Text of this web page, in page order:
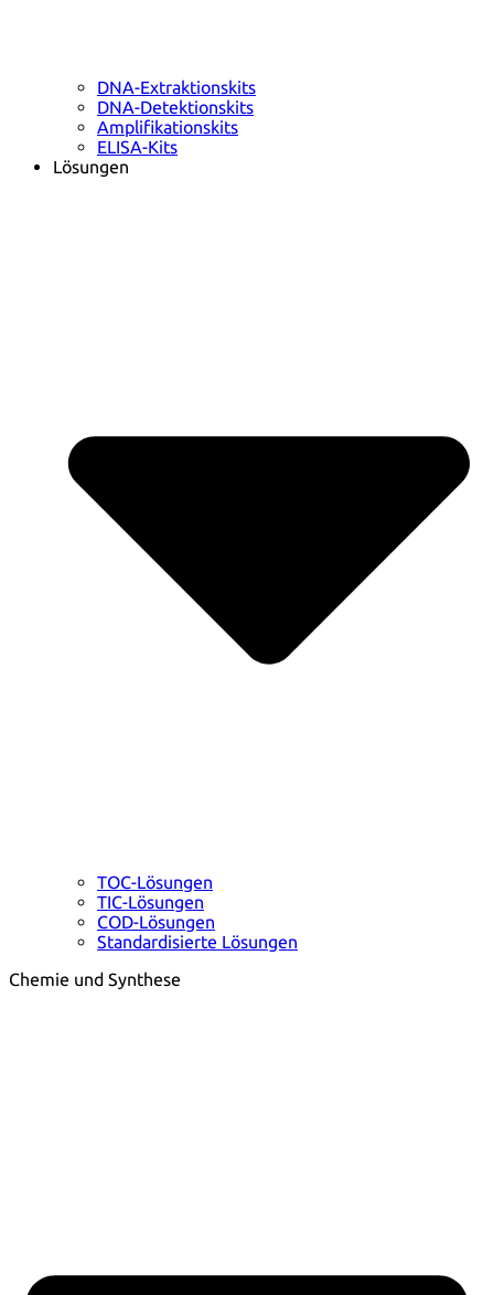
DNA-Extraktionskits
DNA-Detektionskits
Amplifikationskits
ELISA-Kits
Lösungen
TOC-Lösungen
TIC-Lösungen
COD-Lösungen
Standardisierte Lösungen
Chemie und Synthese